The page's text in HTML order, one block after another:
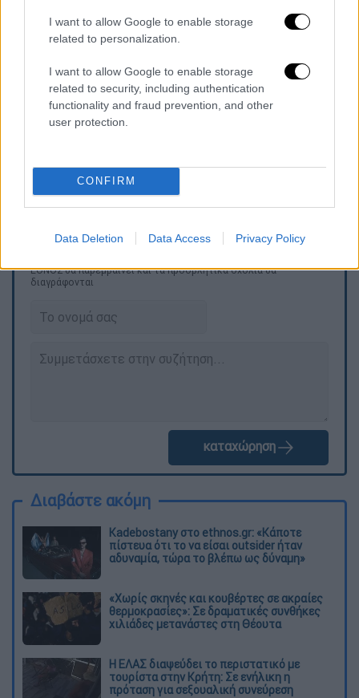
I want to allow Google to enable storage
related to personalization.
I want to allow Google to enable storage
related to security, including authentication
functionality and fraud prevention, and other
user protection.
CONFIRM
Data Deletion Data Access Privacy Policy
πολλές δεκαετίες, ως ηθοποιός μεγάλης
γκάμας και διαμετρήματος. Περισσότερο
από όλα, η 'Αννα Παναγιωτοπούλου
αφιερώθηκε στην Τέχνη. Την υπηρέτησε με
αφοσίωση, χωρίς την παραμικρή έκπτωση
και με πλήρη συναίσθηση των απαιτήσεών
φίλους της απευθύνω τα ειλικρινή μου
συλλυπητήρια».
ΕΘΝΟΣ θα παρεμβαίνει και τα προσβλητικά σχόλια θα
διαγράφονται
καταχώρηση
Διαβάστε ακόμη
Kadebostany στο ethnos.gr: «Κάποτε
πίστευα ότι το να είσαι outsider ήταν
αδυναμία, τώρα το βλέπω ως δύναμη»
«Χωρίς σκηνές και κουβέρτες σε ακραίες
θερμοκρασίες»: Σε δραματικές συνθήκες
χιλιάδες μετανάστες στη Θέουτα
Η ΕΛΑΣ διαψεύδει το περιστατικό με
τουρίστα στην Κρήτη: Σε ενήλικη η
πρόταση για σεξουαλική συνεύρεση